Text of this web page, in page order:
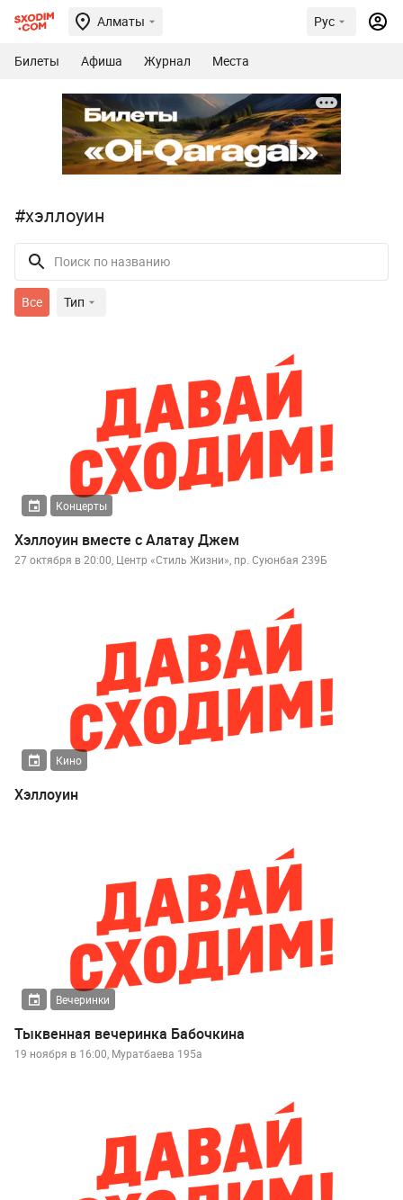
Алматы Рус
Билеты Афиша Журнал Места
#хэллоуин
Все Тип
Концерты
Хэллоуин вместе с Алатау Джем
27 октября в 20:00, Центр «Стиль Жизни», пр. Суюнбая 239Б
Кино
Хэллоуин
Вечеринки
Тыквенная вечеринка Бабочкина
19 ноября в 16:00, Муратбаева 195а